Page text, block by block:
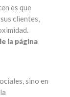
es que
clientes,
la página
sino en